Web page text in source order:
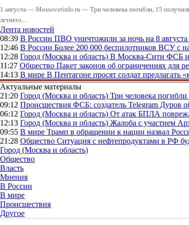
1 августа — Mossovetinfo.ru — Три человека погибли, 15
летнего...
Лента новостей
08:39 В России ПВО уничтожили за ночь на 8
12:46 В России Более 200 000 беспилотников ВСУ с
12:28 Город (Москва и область) В Москва-Сити ФСБ и
11:27 Общество Пакет законов об ограничениях для
14:13 В мире В Пентагоне просят солдат предлагать
Актуальные материалы
21:20 Город (Москва и область) Три человека
09:12 Происшествия ФСБ: создатель Telegram Дуров
06:12 Город (Москва и область) От атак БПЛА
12:13 Город (Москва и область) Жалоба с участием
09:55 В мире Трамп в обращении к нации назвал
21:28 Общество Ситуация с нефтепродуктами в РФ
Город (Москва и область)
Общество
Власть
Мнения
В России
В мире
Происшествия
Другое